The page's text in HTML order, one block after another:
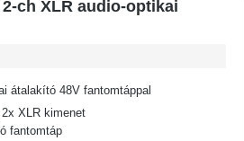
ch XLR audio-optikai
átalakító 48V fantomtáppal
XLR kimenet
fantomtáp